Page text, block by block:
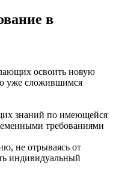
в
освоить новую
уже сложившимся
знаний по имеющейся
требованиями
не отрываясь от
индивидуальный